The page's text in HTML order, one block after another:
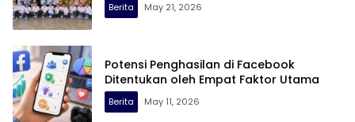
Berita May 21, 2026
Potensi Penghasilan di Facebook
Ditentukan oleh Empat Faktor Utama
Berita May 11, 2026